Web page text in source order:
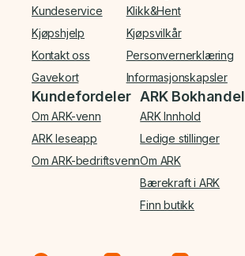
Kundeservice
Kjøpshjelp
Kontakt oss
Gavekort
Klikk&Hent
Kjøpsvilkår
Personvernerklæring
Informasjonskapsler
Kundefordeler
Om ARK-venn
ARK leseapp
Om ARK-bedriftsvenn
ARK Bokhandel
ARK Innhold
Ledige stillinger
Om ARK
Bærekraft i ARK
Finn butikk